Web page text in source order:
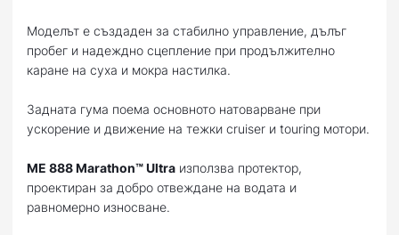
Моделът е създаден за стабилно управление, дълъг
пробег и надеждно сцепление при продължително
каране на суха и мокра настилка.
Задната гума поема основното натоварване при
ускорение и движение на тежки cruiser и touring мотори.
ME 888 Marathon™ Ultra използва протектор,
проектиран за добро отвеждане на водата и
равномерно износване.